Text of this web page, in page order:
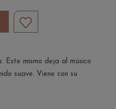
Este mismo deja al músico
suave. Viene con su